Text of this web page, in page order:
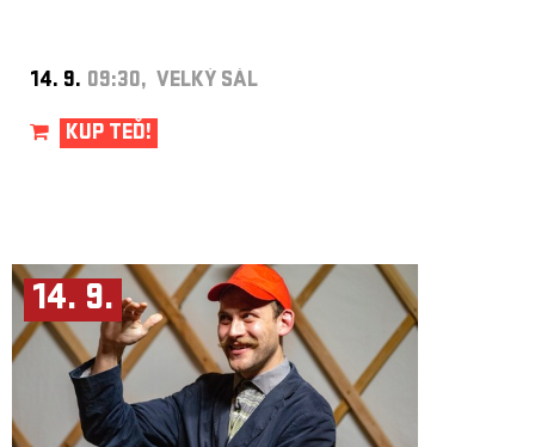
14. 9. 09:30, VELKÝ SÁL
KUP TEĎ!
14. 9.